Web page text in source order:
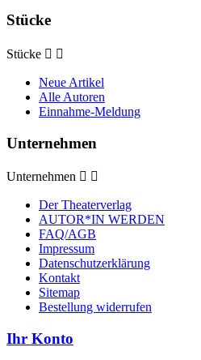
Stücke
Stücke  
Neue Artikel
Alle Autoren
Einnahme-Meldung
Unternehmen
Unternehmen  
Der Theaterverlag
AUTOR*IN WERDEN
FAQ/AGB
Impressum
Datenschutzerklärung
Kontakt
Sitemap
Bestellung widerrufen
Ihr Konto